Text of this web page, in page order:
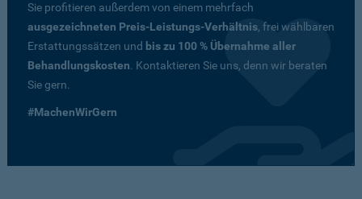
Sie profitieren außerdem von einem mehrfach
ausgezeichneten Preis-Leistungs-Verhältnis, frei wählbaren
Erstattungssätzen und bis zu 100 % Übernahme aller
Behandlungskosten. Kontaktieren Sie uns, denn wir beraten
Sie gern.
#MachenWirGern